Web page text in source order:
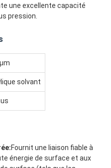
une excellente capacité
pression.
solvant
Fournit une liaison fiable à
énergie de surface et aux